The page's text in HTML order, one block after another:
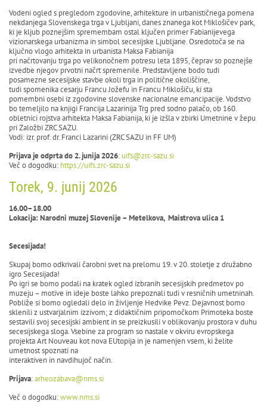
Vodeni ogled s pregledom zgodovine, arhitekture in urbanističnega pomena
nekdanjega Slovenskega trga v Ljubljani, danes znanega kot Miklošičev park,
ki je kljub poznejšim spremembam ostal ključen primer Fabianijevega
vizionarskega urbanizma in simbol secesijske Ljubljane. Osredotoča se na
ključno vlogo arhitekta in urbanista Maksa Fabianija
pri načrtovanju trga po velikonočnem potresu leta 1895, čeprav so poznejše
izvedbe njegov prvotni načrt spremenile. Predstavljene bodo tudi
posamezne secesijske stavbe okoli trga in politične okoliščine,
tudi spomenika cesarju Francu Jožefu in Francu Miklošiču, ki sta
pomembni osebi iz zgodovine slovenske nacionalne emancipacije. Vodstvo
bo temeljilo na knjigi Francija Lazarinija Trg pred sodno palačo, ob 160.
obletnici rojstva arhitekta Maksa Fabianija, ki je izšla v zbirki Umetnine v žepu
pri Založbi ZRC SAZU.
Vodi: izr. prof. dr. Franci Lazarini (ZRC SAZU in FF UM)
Prijava je odprta do 2. junija 2026: uifs@zrc-sazu.si
Več o dogodku: https://uifs.zrc-sazu.si
Torek, 9. junij 2026
16.00–18.00
Lokacija: Narodni muzej Slovenije – Metelkova, Maistrova ulica 1
Secesijada!
Skupaj bomo odkrivali čarobni svet na prelomu 19. v 20. stoletje z družabno
igro Secesijada!
Po igri se bomo podali na kratek ogled izbranih secesijskih predmetov po
muzeju – motive in ideje boste lahko prepoznali tudi v resničnih umetninah.
Pobliže si bomo ogledali delo in življenje Hedvike Pevz. Dejavnost bomo
sklenili z ustvarjalnim izzivom; z didaktičnim pripomočkom Primoteka boste
sestavili svoj secesijski ambient in se preizkusili v oblikovanju prostora v duhu
secesijskega sloga. Vsebine za program so nastale v okviru evropskega
projekta Art Nouveau kot nova EUtopija in je namenjen vsem, ki želite
umetnost spoznati na
interaktiven in navdihujoč način.
Prijava:arheozabava@nms.si
Več o dogodku:www.nms.si